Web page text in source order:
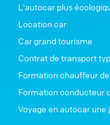
L'autocar plus
Location car
Car grand tourisme
Contrat de transport
Formation chauffeur
Formation conducteur
Voyage en autocar une